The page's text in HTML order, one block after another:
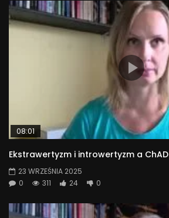
08:01
Ekstrawertyzm i introwertyzm a ChAD
23 WRZEŚNIA 2025
0
311 24 0